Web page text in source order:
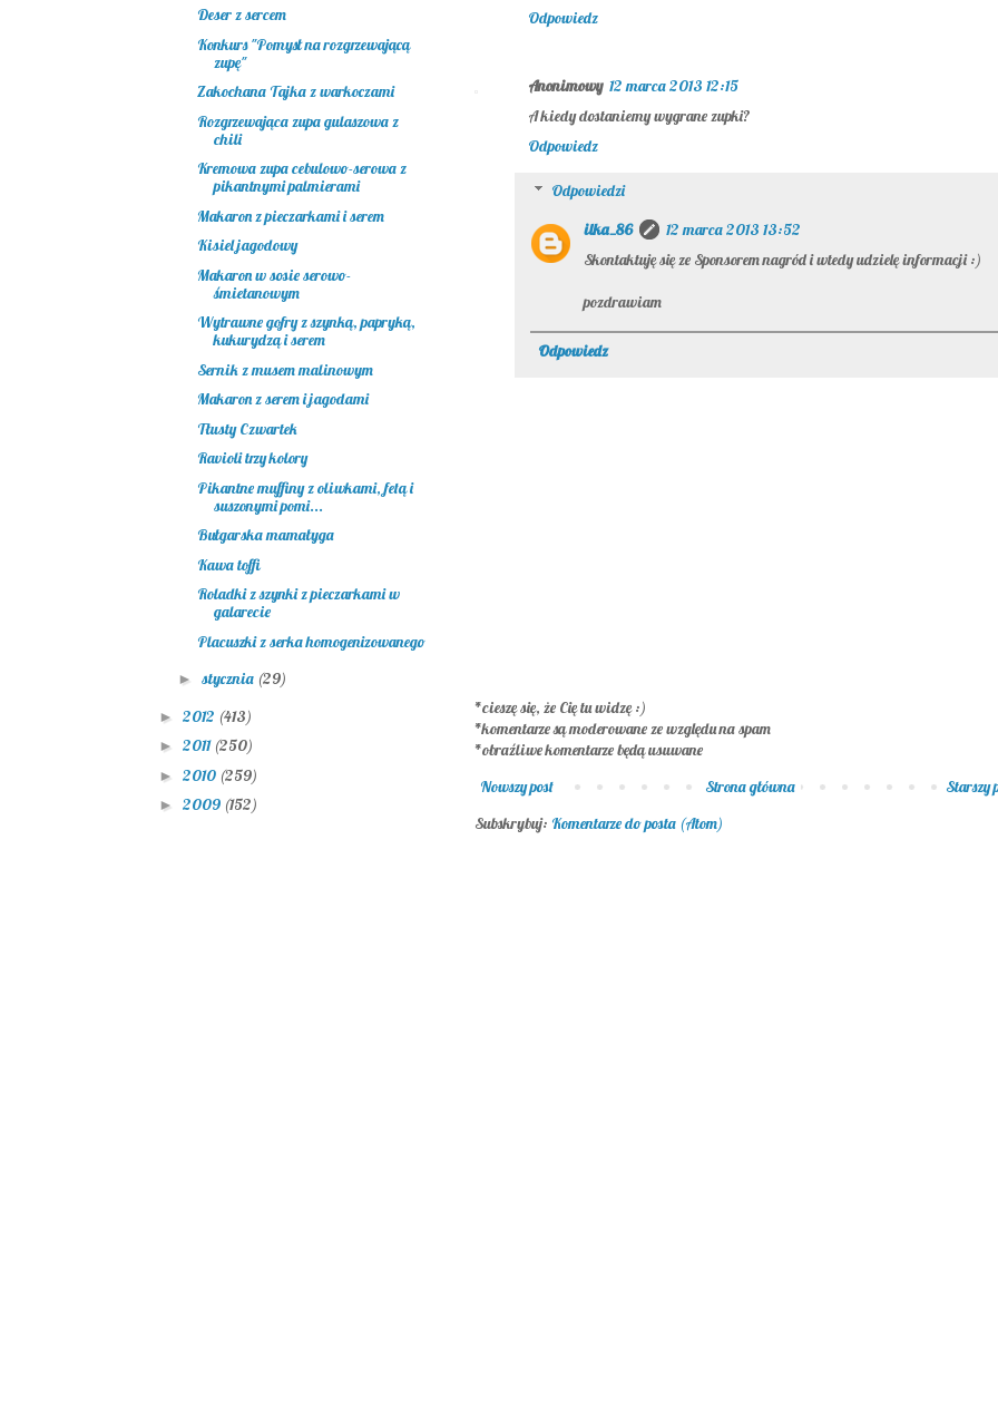
Odpowiedz
Anonimowy 12 marca 2013 12:15
A kiedy dostaniemy wygrane zupki?
Odpowiedz
Odpowiedzi
ilka_86
12 marca 2013 13:52
Skontaktuję się ze Sponsorem nagród i wtedy udzielę informacji :)
pozdrawiam
Odpowiedz
*cieszę się, że Cię tu widzę :)
*komentarze są moderowane ze względu na spam
*obraźliwe komentarze będą usuwane
Nowszy post
Starszy
Strona główna
Subskrybuj: Komentarze do posta (Atom)
Deser z sercem
Konkurs "Pomysł na rozgrzewającą
zupę"
Zakochana Tajka z warkoczami
Rozgrzewająca zupa gulaszowa z
chili
Kremowa zupa cebulowo-serowa z
pikantnymi palmierami
Makaron z pieczarkami i serem
Kisiel jagodowy
Makaron w sosie serowo-
śmietanowym
Wytrawne gofry z szynką, papryką,
kukurydzą i serem
Sernik z musem malinowym
Makaron z serem i jagodami
Tłusty Czwartek
Ravioli trzy kolory
Pikantne muffiny z oliwkami, fetą i
suszonymi pomi...
Bułgarska mamałyga
Kawa toffi
Roladki z szynki z pieczarkami w
galarecie
Placuszki z serka homogenizowanego
► stycznia (29)
► 2012 (413)
► 2011 (250)
► 2010 (259)
► 2009 (152)